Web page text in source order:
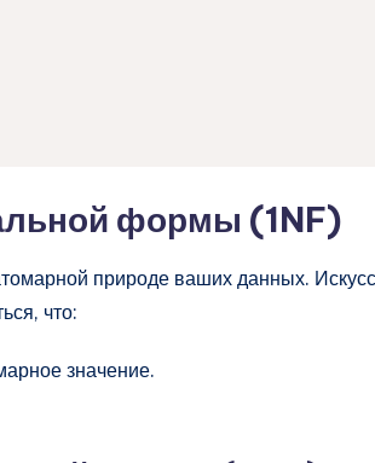
формы (1NF)
природе ваших данных.
что:
значение.